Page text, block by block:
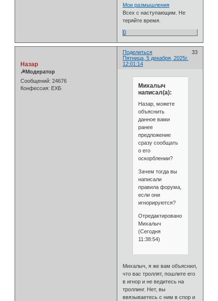
Мои размышления
Всех с наступающим. Не
теряйте время.
0
Поделиться
33
Пятница, 5 декабря, 2025г.
12:01:14
Назар
☭Модератор
Сообщений: 24676
Конфессия: ЕХБ
Михалыч
написал(а):
Назар, можете
объяснить
данное вами
ранее
предложение
сразу сообщать
о его
оскорблении?
Зачем тогда вы
написали
правила форума,
если они
игнорируются?
Отредактировано
Михалыч
(Сегодня
11:38:54)
Михалыч, я же вам объяснил,
что вас троллят, пошлите его
в игнор и не ведитесь на
троллинг. Нет, вы
ввязываетесь с ним в спор и